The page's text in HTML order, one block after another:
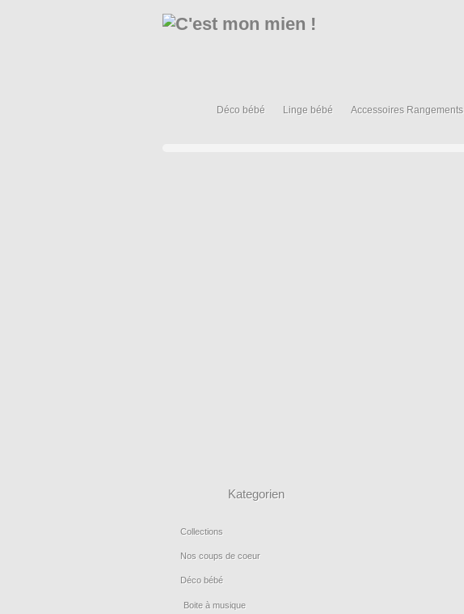
Déco bébé Linge bébé Accessoires Rangements
Kategorien
Collections
Nos coups de coeur
Déco bébé
Boite à musique